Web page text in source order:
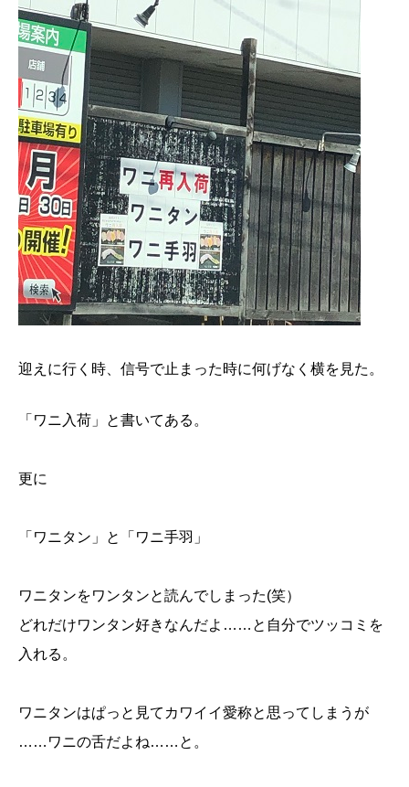
迎えに行く時、信号で止まった時に何げなく横を見た。
「ワニ入荷」と書いてある。
更に
「ワニタン」と「ワニ手羽」
ワニタンをワンタンと読んでしまった(笑）
どれだけワンタン好きなんだよ……と自分でツッコミを
入れる。
ワニタンはぱっと見てカワイイ愛称と思ってしまうが
……ワニの舌だよね……と。